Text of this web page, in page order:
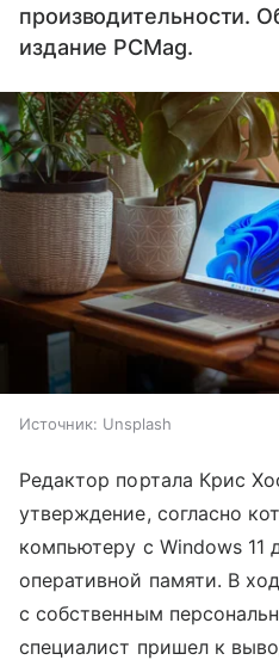
производительности.
издание PCMag.
Источник: Unsplash
Редактор портала Крис
утверждение, согласно
компьютеру с Windows 11
оперативной памяти. В
с собственным
специалист пришел к